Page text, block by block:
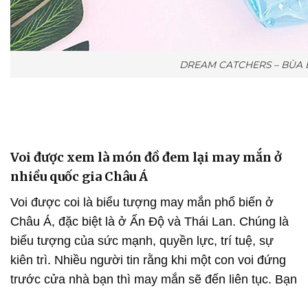
DREAM CATCHERS – BÙA
Voi được xem là món đồ đem lại may mắn ở
nhiều quốc gia Châu Á
Voi được coi là biểu tượng may mắn phổ biến ở
Châu Á, đặc biệt là ở Ấn Độ và Thái Lan. Chúng là
biểu tượng của sức mạnh, quyền lực, trí tuệ, sự
kiên trì. Nhiều người tin rằng khi một con voi đứng
trước cửa nhà bạn thì may mắn sẽ đến liên tục. Bạn